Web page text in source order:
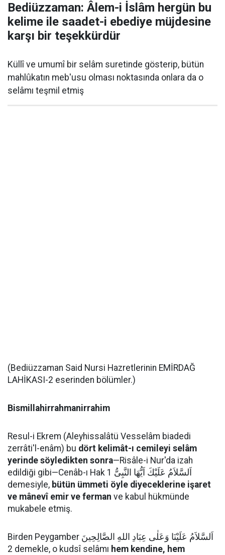
Bediüzzaman: Âlem-i İslâm hergün bu
kelime ile saadet-i ebediye müjdesine
karşı bir teşekkürdür
Küllî ve umumî bir selâm suretinde gösterip, bütün
mahlûkatın meb'usu olması noktasında onlara da o
selâmı teşmil etmiş
(Bediüzzaman Said Nursi Hazretlerinin EMİRDAĞ
LAHİKASI-2 eserinden bölümler.)
Bismillahirrahmanirrahim
Resul-i Ekrem (Aleyhissalâtü Vesselâm biadedi
zerrâti'l-enâm) bu dört kelimât-ı cemileyi selâm
yerinde söyledikten sonra—Risâle-i Nur'da izah
edildiği gibi—Cenâb-ı Hak اَلسَّلاَمُ عَلَيْكَ اَيُّهَا النَّبِىُّ 1
demesiyle, bütün ümmeti öyle diyeceklerine işaret
ve mânevî emir ve ferman ve kabul hükmünde
mukabele etmiş.
Birden Peygamber اَلسَّلاَمُ عَلَيْنَا وَعَلٰى عِبَادِ اللهِ الصَّالِحِينَ
2 demekle, o kudsî selâmı hem kendine, hem